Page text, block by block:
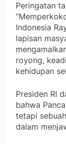
Peringatan
Indonesia
lapisan
royong,
kehidupan
Presiden RI
bahwa
tetapi
dalam